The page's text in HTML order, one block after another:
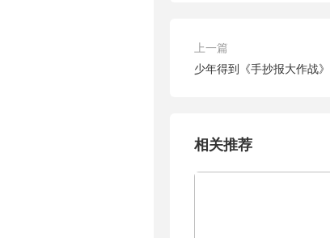
上一篇
少年得到《手抄报大作战》
相关推荐